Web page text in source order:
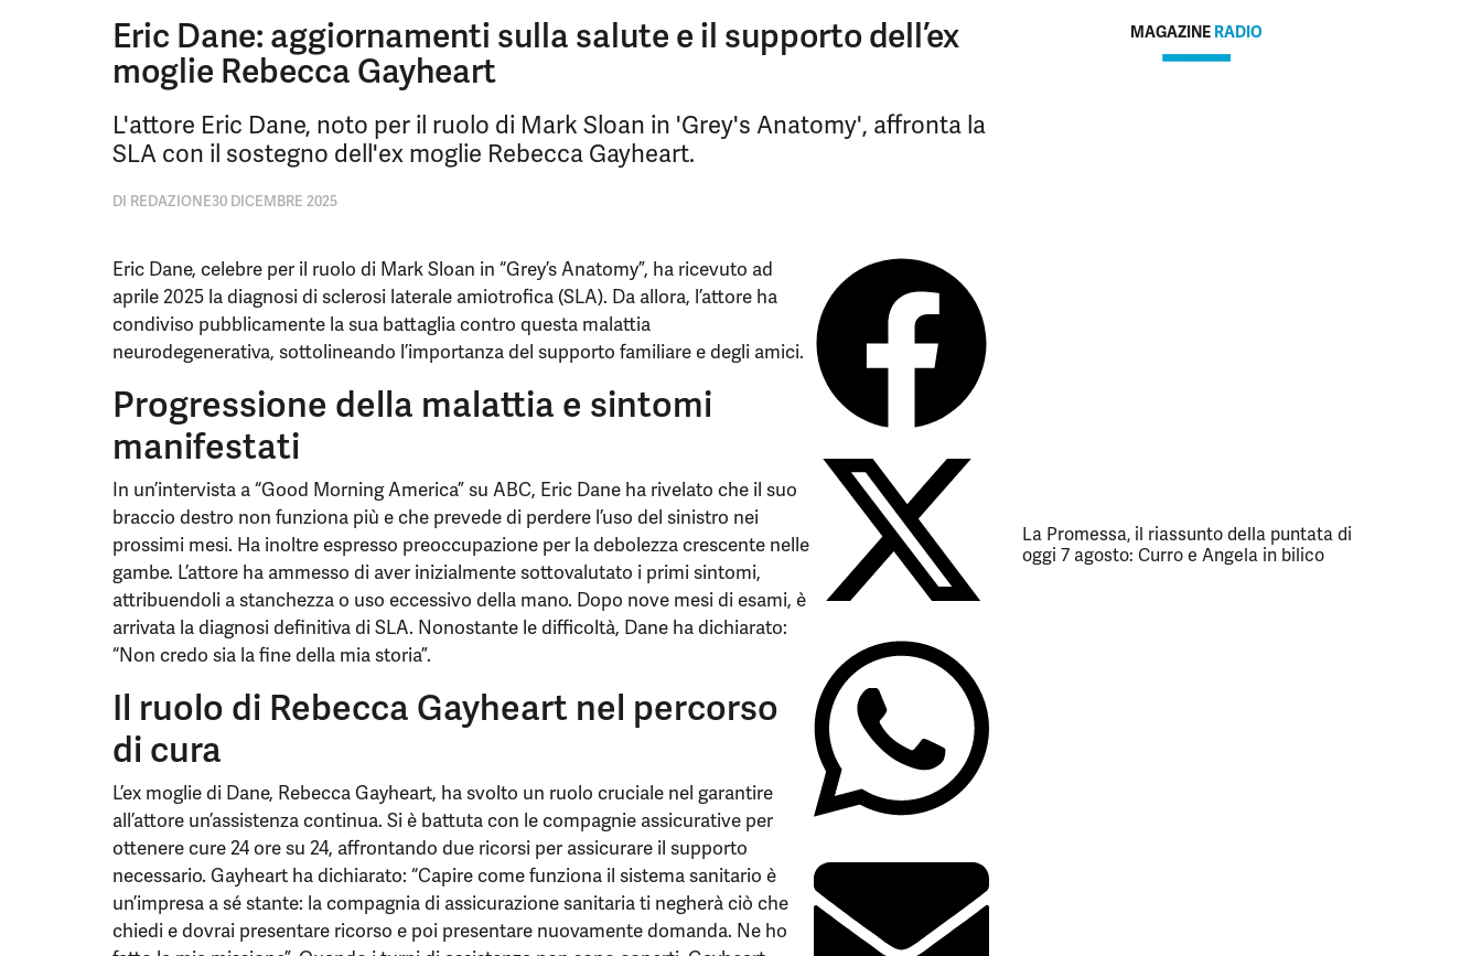
Eric Dane: aggiornamenti sulla salute e il supporto dell’ex
moglie Rebecca Gayheart
L'attore Eric Dane, noto per il ruolo di Mark Sloan in 'Grey's Anatomy', affronta la
SLA con il sostegno dell'ex moglie Rebecca Gayheart.
DI REDAZIONE30 DICEMBRE 2025
Eric Dane, celebre per il ruolo di Mark Sloan in “Grey’s Anatomy”, ha ricevuto ad
aprile 2025 la diagnosi di sclerosi laterale amiotrofica (SLA). Da allora, l’attore ha
condiviso pubblicamente la sua battaglia contro questa malattia
neurodegenerativa, sottolineando l’importanza del supporto familiare e degli amici.
Progressione della malattia e sintomi
manifestati
In un’intervista a “Good Morning America” su ABC, Eric Dane ha rivelato che il suo
braccio destro non funziona più e che prevede di perdere l’uso del sinistro nei
prossimi mesi. Ha inoltre espresso preoccupazione per la debolezza crescente nelle
gambe. L’attore ha ammesso di aver inizialmente sottovalutato i primi sintomi,
attribuendoli a stanchezza o uso eccessivo della mano. Dopo nove mesi di esami, è
arrivata la diagnosi definitiva di SLA. Nonostante le difficoltà, Dane ha dichiarato:
“Non credo sia la fine della mia storia”.
Il ruolo di Rebecca Gayheart nel percorso
di cura
L’ex moglie di Dane, Rebecca Gayheart, ha svolto un ruolo cruciale nel garantire
all’attore un’assistenza continua. Si è battuta con le compagnie assicurative per
ottenere cure 24 ore su 24, affrontando due ricorsi per assicurare il supporto
necessario. Gayheart ha dichiarato: “Capire come funziona il sistema sanitario è
un’impresa a sé stante: la compagnia di assicurazione sanitaria ti negherà ciò che
chiedi e dovrai presentare ricorso e poi presentare nuovamente domanda. Ne ho
MAGAZINE RADIO
La Promessa, il riassunto della puntata di
oggi 7 agosto: Curro e Angela in bilico